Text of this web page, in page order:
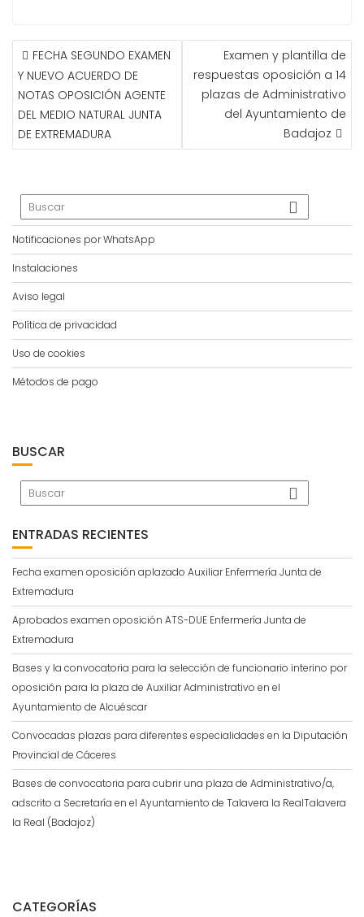
NAVEGACIÓN
DE
ENTRADAS
FECHA SEGUNDO EXAMEN
Y NUEVO ACUERDO DE
NOTAS OPOSICIÓN AGENTE
DEL MEDIO NATURAL JUNTA
DE EXTREMADURA
Examen y plantilla de
respuestas oposición a 14
plazas de Administrativo
del Ayuntamiento de
Badajoz
Notificaciones por WhatsApp
Instalaciones
Aviso legal
Política de privacidad
Uso de cookies
Métodos de pago
BUSCAR
ENTRADAS RECIENTES
Fecha examen oposición aplazado Auxiliar Enfermería Junta de
Extremadura
Aprobados examen oposición ATS-DUE Enfermería Junta de
Extremadura
Bases y la convocatoria para la selección de funcionario interino por
oposición para la plaza de Auxiliar Administrativo en el
Ayuntamiento de Alcuéscar
Convocadas plazas para diferentes especialidades en la Diputación
Provincial de Cáceres
Bases de convocatoria para cubrir una plaza de Administrativo/a,
adscrito a Secretaría en el Ayuntamiento de Talavera la RealTalavera
la Real (Badajoz)
CATEGORÍAS